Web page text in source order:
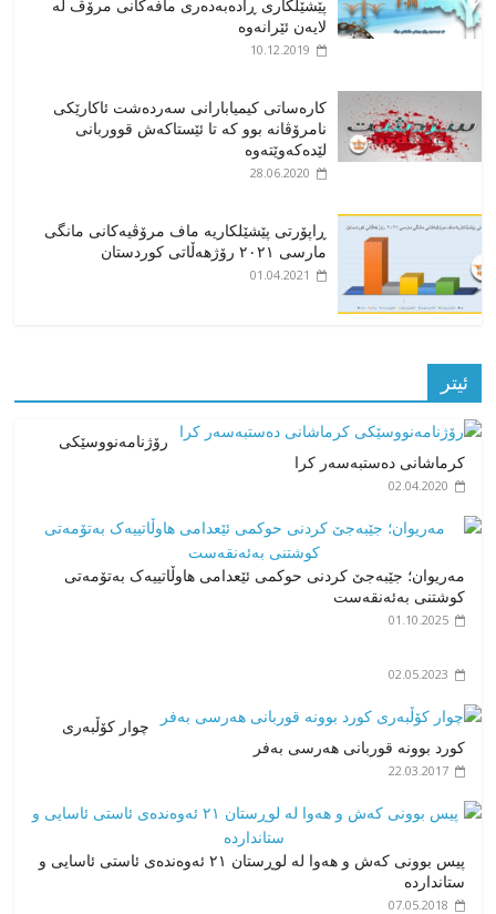
پێشێلکاری ڕادەبەدەری مافەکانی مرۆڤ لە
لایەن ئێرانەوە
10.12.2019
کارەساتی کیمیابارانی سەردەشت ئاکارێکی
نامرۆڤانە بوو کە تا ئێستاکەش قووربانی
لێدەکەوێتەوە
28.06.2020
ڕاپۆرتی پێشێلکاریە ماف مرۆڤیەکانی مانگی
مارسی ٢٠٢١ رۆژهەڵاتی کوردستان
01.04.2021
ئیتر
رۆژنامەنووسێکی
کرماشانی دەستبەسەر کرا
02.04.2020
مەریوان؛ جێبەجێ کردنی حوکمی ئێعدامی هاوڵاتییەک بەتۆمەتی
کوشتنی بەئەنقەست
01.10.2025
02.05.2023
چوار کۆڵبەری
کورد بوونە قوربانی هەرسی بەفر
22.03.2017
پیس بوونی کەش و هەوا لە لوڕستان ٢١ ئەوەندەی ئاستی ئاسایی و
ستانداردە
07.05.2018